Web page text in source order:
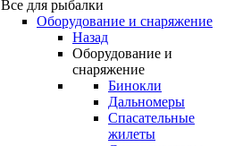
Все для рыбалки
Оборудование и снаряжение
Назад
Оборудование и
снаряжение
Бинокли
Дальномеры
Спасательные
жилеты